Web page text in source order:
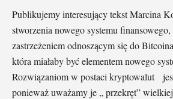
Publikujemy interesujący tekst Marcina
stworzenia nowego systemu
zastrzeżeniem odnoszącym się do
która miałaby być elementem nowego
Rozwiązaniom w postaci kryptowalut
ponieważ uważamy je „ przekręt”